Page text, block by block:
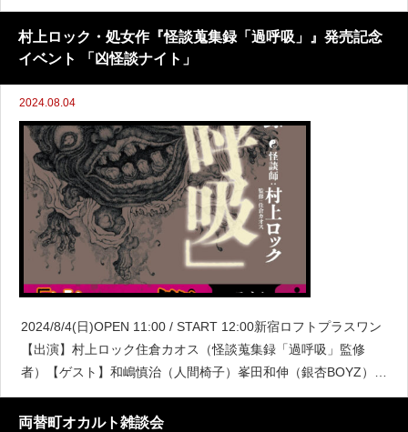
加ください。おばけ座メンバーが岸和田城周辺の会場で一人ず
つ怪談を語
村上ロック・処女作『怪談蒐集録「過呼吸」』発売記念
イベント 「凶怪談ナイト」
2024.08.04
2024/8/4(日)OPEN 11:00 / START 12:00新宿ロフトプラスワン
【出演】村上ロック住倉カオス（怪談蒐集録「過呼吸」監修
者）【ゲスト】和嶋慎治（人間椅子）峯田和伸（銀杏BOYZ）怪
談界の“無冠の帝王”とも呼ばれる怪談鬼【村上ロック】。その唯
一無二の語りは一般
両替町オカルト雑談会